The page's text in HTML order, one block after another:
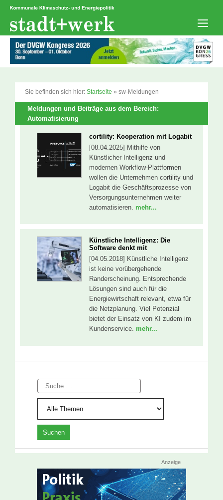
Zum
springen
Sie befinden sich hier: Startseite » sw-Meldungen
Meldungen und Beiträge aus dem Bereich:
Automatisierung
cortility: Kooperation mit Logabit
[08.04.2025] Mithilfe von
Künstlicher Intelligenz und
modernen Workflow-Plattformen
wollen die Unternehmen cortility und
Logabit die Geschäftsprozesse von
Versorgungsunternehmen weiter
automatisieren. mehr...
Künstliche Intelligenz: Die
Software denkt mit
[04.05.2018] Künstliche Intelligenz
ist keine vorübergehende
Randerscheinung. Entsprechende
Lösungen sind auch für die
Energiewirtschaft relevant, etwa für
die Netzplanung. Viel Potenzial
bietet der Einsatz von KI zudem im
Kundenservice. mehr...
Suche
Anzeige